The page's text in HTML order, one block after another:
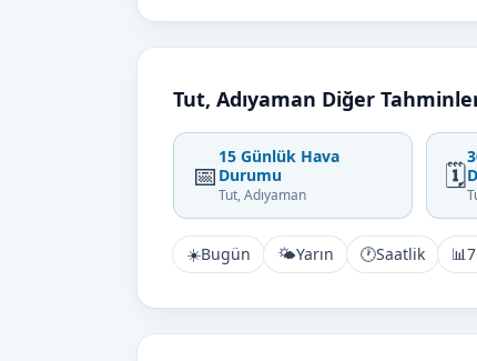
Tut, Adıyaman Diğer
📅
15 Günlük Hava
Durumu
Tut, Adıyaman
🗓️
☀️Bugün 🌤️Yarın 🕐Saatlik 📊